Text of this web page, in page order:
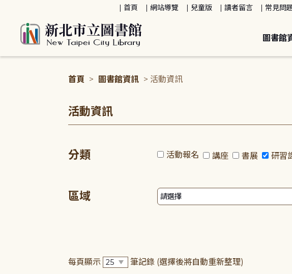
首頁 網站導覽 兒童版 讀者留言 常見問
圖書館
首頁 > 圖書館資訊 > 活動資訊
活動資訊
分類 活動報名 講座 書展 研習
區域
每頁顯示 筆記錄 (選擇後將自動重新整理)